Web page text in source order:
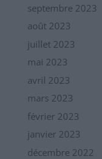
septembre 2023
août 2023
juillet 2023
mai 2023
avril 2023
mars 2023
février 2023
janvier 2023
décembre 2022